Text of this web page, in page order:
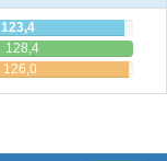
123,4
128,4
126,0